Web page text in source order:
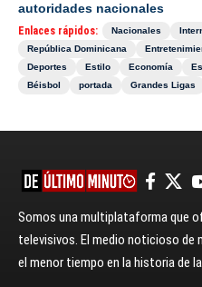
autoridades nacionales
Enlaces rápidos: Nacionales
República Dominicana
Deportes
Estilo Economía
Béisbol
portada Grandes Ligas
Somos una multiplataforma que
televisivos. El medio noticioso de
el menor tiempo en la historia de